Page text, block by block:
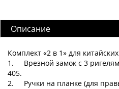
Описание
Комплект «2 в 1» для
1.
Врезной замок с 3
405.
2.
Ручки на планке (для